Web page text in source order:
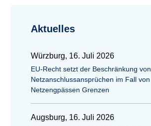
Aktuelles
Würzburg, 16. Juli 2026
EU-Recht setzt der Beschränkung von
Netzanschlussansprüchen im Fall von
Netzengpässen Grenzen
Augsburg, 16. Juli 2026